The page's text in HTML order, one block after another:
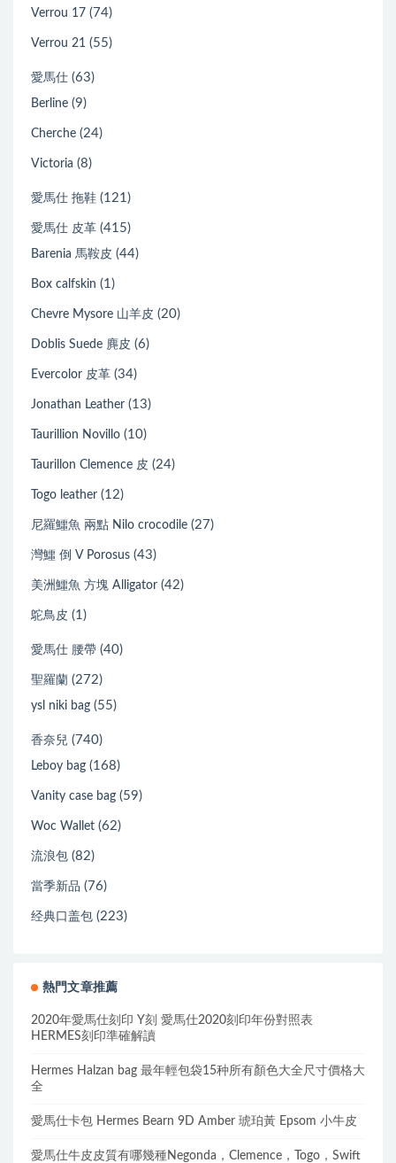
Verrou 17 (74)
Verrou 21 (55)
愛馬仕 (63)
Berline (9)
Cherche (24)
Victoria (8)
愛馬仕 拖鞋 (121)
愛馬仕 皮革 (415)
Barenia 馬鞍皮 (44)
Box calfskin (1)
Chevre Mysore 山羊皮 (20)
Doblis Suede 麂皮 (6)
Evercolor 皮革 (34)
Jonathan Leather (13)
Taurillion Novillo (10)
Taurillon Clemence 皮 (24)
Togo leather (12)
尼羅鱷魚 兩點 Nilo crocodile (27)
灣鱷 倒 V Porosus (43)
美洲鱷魚 方塊 Alligator (42)
鴕鳥皮 (1)
愛馬仕 腰帶 (40)
聖羅蘭 (272)
ysl niki bag (55)
香奈兒 (740)
Leboy bag (168)
Vanity case bag (59)
Woc Wallet (62)
流浪包 (82)
當季新品 (76)
经典口盖包 (223)
熱門文章推薦
2020年愛馬仕刻印 Y刻 愛馬仕2020刻印年份對照表
HERMES刻印準確解讀
Hermes Halzan bag 最年輕包袋15种所有顏色大全尺寸價格大
全
愛馬仕卡包 Hermes Bearn 9D Amber 琥珀黃 Epsom 小牛皮
愛馬仕牛皮皮質有哪幾種Negonda，Clemence，Togo，Swift